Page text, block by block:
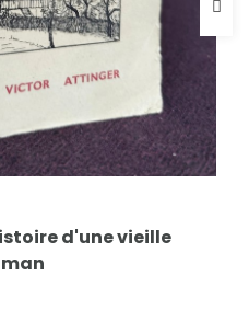
d'une vieille